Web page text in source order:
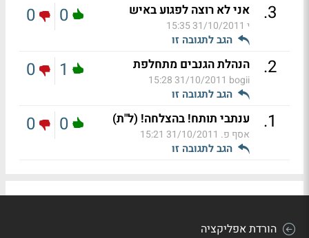
3
. אני לא רוצה לפגוע באיש
י 31/10/2011 15:35
הגב לתגובה זו
0
0
2
. הנהלת הגנבים מתחלפת
bogii
31/10/2011 15:28
הגב לתגובה זו
1
0
1
. ענתבי תותח! בהצלחה! (ל"ת)
אסף פ. 31/10/2011 15:21
הגב לתגובה זו
0
0
הורדת אפליקציה